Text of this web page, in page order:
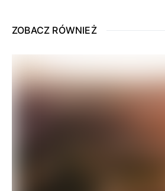
ZOBACZ RÓWNIEŻ